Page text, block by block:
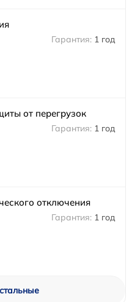
1 год
от перегрузок
1 год
отключения
1 год